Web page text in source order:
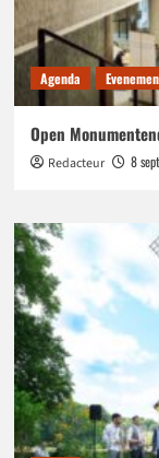
Agenda
Open
Redacteur 8